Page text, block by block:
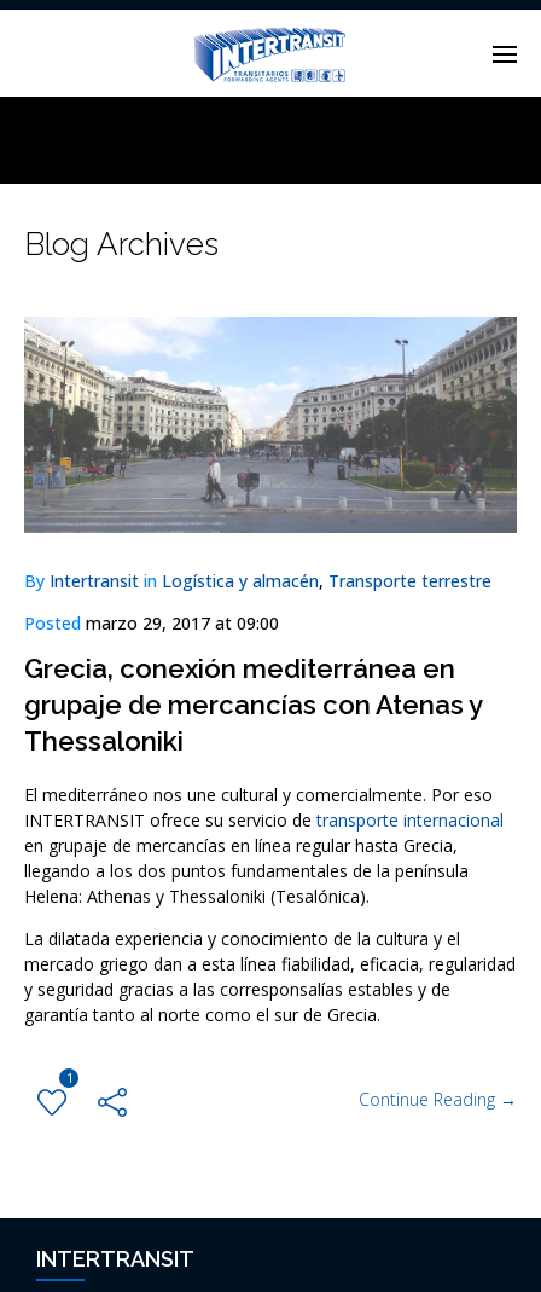
Blog Archives
By Intertransit in Logística y almacén, Transporte terrestre
Posted marzo 29, 2017 at 09:00
Grecia, conexión mediterránea en
grupaje de mercancías con Atenas y
Thessaloniki
El mediterráneo nos une cultural y comercialmente. Por eso
INTERTRANSIT ofrece su servicio de transporte internacional
en grupaje de mercancías en línea regular hasta Grecia,
llegando a los dos puntos fundamentales de la península
Helena: Athenas y Thessaloniki (Tesalónica).
La dilatada experiencia y conocimiento de la cultura y el
mercado griego dan a esta línea fiabilidad, eficacia, regularidad
y seguridad gracias a las corresponsalías estables y de
garantía tanto al norte como el sur de Grecia.
1
Continue Reading →
INTERTRANSIT